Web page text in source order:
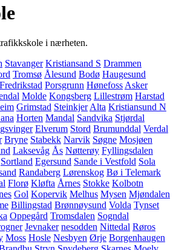
i nærheten.
Stavanger Kristiansand S Drammen
Tromsø Ålesund Bodø Haugesund
Fredrikstad Porsgrunn Hønefoss Asker
Molde Kongsberg Lillestrøm Harstad
Grimstad Steinkjer Alta Kristiansund N
Horten Mandal Sandvika Stjørdal
Elverum Stord Brumunddal Verdal
Bryne Stabekk Narvik Søgne Mosjøen
Laksevåg Ås Nøtterøy Fyllingsdalen
Sortland Egersund Sande i Vestfold Sola
Randaberg Lørenskog Bø i Telemark
Florø Kløfta Årnes Stokke Kolbotn
Gol Kopervik Melhus Mysen Mjøndalen
Billingstad Brønnøysund Volda Tynset
Oppegård Tromsdalen Sogndal
Jevnaker nesodden Nittedal Røros
Moss Hosle Nesbyen Ørje Borgenhaugen